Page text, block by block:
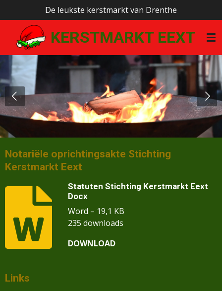
direct
naar
hoofdinhoud
KERSTMARKT EEXT
De leukste kerstmarkt van Drenthe
Notariële oprichtingsakte Stichting
Kerstmarkt Eext
Statuten Stichting Kerstmarkt Eext
Docx
Word – 19,1 KB
235 downloads
DOWNLOAD
Links